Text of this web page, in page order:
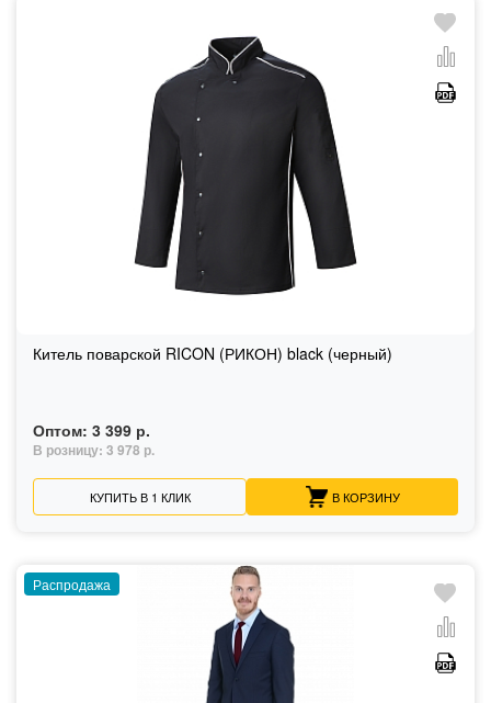
Китель поварской RICON (РИКОН) black (черный)
Оптом: 3 399 р.
В розницу: 3 978 р.
КУПИТЬ В 1 КЛИК В КОРЗИНУ
Распродажа